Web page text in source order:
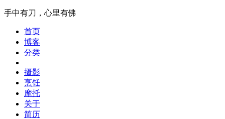
手中有刀，心里有佛
首页
博客
分类
摄影
烹饪
摩托
关于
简历